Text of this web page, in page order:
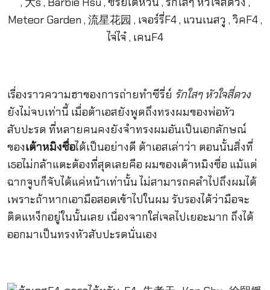
เรื่องราวความฮาของการถ่ายทำซีรี่ย์ รักใสๆ หัวใจสี่ดวง
ยังไม่จบเท่านี้ เมื่อต้าเอสยังพูดถึงทรงผมของพ่อหัว
สับปะรด ที่หลายคนคงยังจำทรงผมอันเป็นเอกลักษณ์
ของเต้าหมิงซื่อได้เป็นอย่างดี ต้าเอสเล่าว่า ตอนนั้นสิ่งที่
เธอไม่กล้าแตะต้องที่สุดเลยคือ ผมของเต้าหมิงซื่อ แม้แต่
ฉากจูบก็จับได้แค่หน้าเท่านั้น ไม่สามารถคลำไปถึงผมได้
เพราะถ้าหากเอามือสอดเข้าไปในผม รับรองได้ว่ามือจะ
ติดแหง็กอยู่ในนั้นเลย เนื่องจากใส่เจลไปเยอะมาก ถึงได้
ออกมาเป็นทรงหัวสับปะรดนั่นเอง